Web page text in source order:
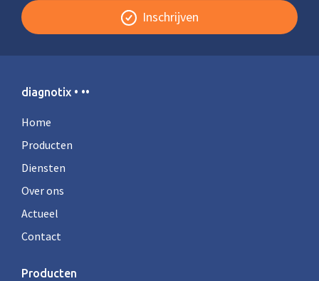
Inschrijven
diagnotix • ••
Home
Producten
Diensten
Over ons
Actueel
Contact
Producten